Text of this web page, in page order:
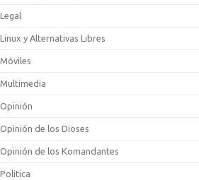
Legal
Linux y Alternativas Libres
Móviles
Multimedia
Opinión
Opinión de los Dioses
Opinión de los Komandantes
Politica